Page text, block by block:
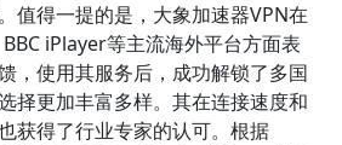
值得一提的是，大象加速器VPN在
iPlayer等主流海外平台方面表
，使用其服务后，成功解锁了多国
择更加丰富多样。其在连接速度和
获得了行业专家的认可。根据